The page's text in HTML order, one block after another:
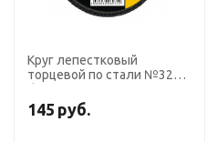
Круг лепестковый
торцевой по стали №322
Кальцинированный оксид
алюминия 72 сегмента,
145 руб.